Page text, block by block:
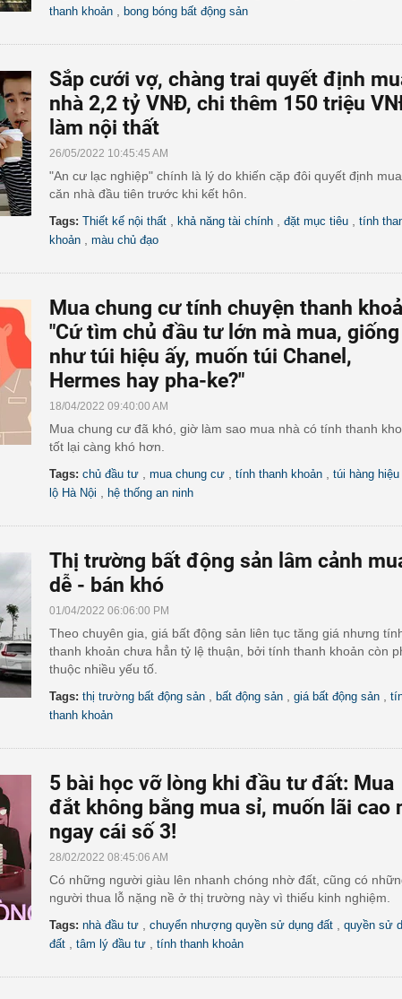
thanh khoản
bong bóng bất động sản
Sắp cưới vợ, chàng trai quyết định
nhà 2,2 tỷ VNĐ, chi thêm 150 triệu
làm nội thất
26/05/2022 10:45:45 AM
"An cư lạc nghiệp" chính là lý do khiến cặp đôi quyết định mua
căn nhà đầu tiên trước khi kết hôn.
Tags: Thiết kế nội thất khả năng tài chính đặt mục tiêu
tính
khoản
màu chủ đạo
Mua chung cư tính chuyện thanh
"Cứ tìm chủ đầu tư lớn mà mua, giống
như túi hiệu ấy, muốn túi Chanel,
Hermes hay pha-ke?"
18/04/2022 09:40:00 AM
Mua chung cư đã khó, giờ làm sao mua nhà có tính thanh
tốt lại càng khó hơn.
Tags: chủ đầu tư mua chung cư tính thanh khoản túi hàng hiệu
lộ Hà Nội
hệ thống an ninh
Thị trường bất động sản lâm cảnh
dễ - bán khó
01/04/2022 06:06:00 PM
Theo chuyên gia, giá bất động sản liên tục tăng giá nhưng
thanh khoản chưa hẳn tỷ lệ thuận, bởi tính thanh khoản còn
thuộc nhiều yếu tố.
Tags: thị trường bất động sản bất động sản giá bất động sản
thanh khoản
5 bài học vỡ lòng khi đầu tư đất: Mua
đắt không bằng mua sỉ, muốn lãi cao
ngay cái số 3!
28/02/2022 08:45:06 AM
Có những người giàu lên nhanh chóng nhờ đất, cũng có
người thua lỗ nặng nề ở thị trường này vì thiếu kinh nghiệm.
Tags: nhà đầu tư chuyển nhượng quyền sử dụng đất
quyền sử
đất
tâm lý đầu tư tính thanh khoản